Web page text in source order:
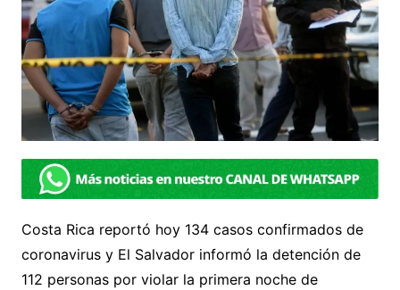
Costa Rica reportó hoy 134 casos confirmados de
coronavirus y El Salvador informó la detención de
112 personas por violar la primera noche de